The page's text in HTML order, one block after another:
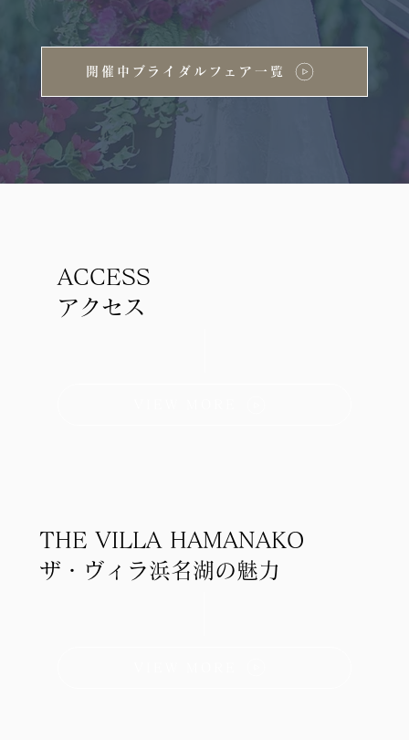
ACCESS
アクセス
THE VILLA HAMANAKO
ザ・ヴィラ浜名湖の魅力
開催中ブライダルフェア一覧